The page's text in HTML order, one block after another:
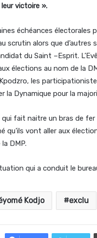
victoire ».
échéances électorales
scrutin alors que
du Saint –Esprit.
élections au nom de la
les
la Dynamique pour la
fait naitre un bras de
qu’ils vont aller aux
DMP.
qui a conduit le
Kodjo exclu